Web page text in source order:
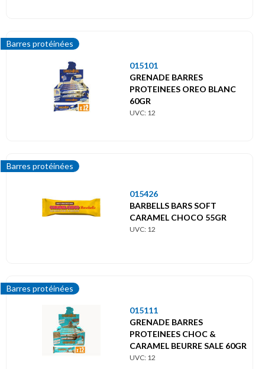
Barres protéinées
015101
GRENADE BARRES
PROTEINEES OREO BLANC
60GR
UVC: 12
Barres protéinées
015426
BARBELLS BARS SOFT
CARAMEL CHOCO 55GR
UVC: 12
Barres protéinées
015111
GRENADE BARRES
PROTEINEES CHOC &
CARAMEL BEURRE SALE 60GR
UVC: 12